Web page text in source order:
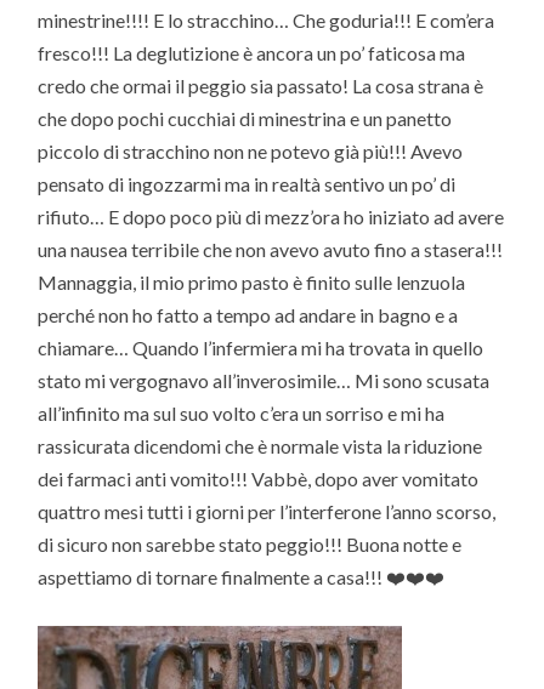
minestrine!!!! E lo stracchino… Che goduria!!! E com’era
fresco!!! La deglutizione è ancora un po’ faticosa ma
credo che ormai il peggio sia passato! La cosa strana è
che dopo pochi cucchiai di minestrina e un panetto
piccolo di stracchino non ne potevo già più!!! Avevo
pensato di ingozzarmi ma in realtà sentivo un po’ di
rifiuto… E dopo poco più di mezz’ora ho iniziato ad avere
una nausea terribile che non avevo avuto fino a stasera!!!
Mannaggia, il mio primo pasto è finito sulle lenzuola
perché non ho fatto a tempo ad andare in bagno e a
chiamare… Quando l’infermiera mi ha trovata in quello
stato mi vergognavo all’inverosimile… Mi sono scusata
all’infinito ma sul suo volto c’era un sorriso e mi ha
rassicurata dicendomi che è normale vista la riduzione
dei farmaci anti vomito!!! Vabbè, dopo aver vomitato
quattro mesi tutti i giorni per l’interferone l’anno scorso,
di sicuro non sarebbe stato peggio!!! Buona notte e
aspettiamo di tornare finalmente a casa!!! ❤️❤️❤️